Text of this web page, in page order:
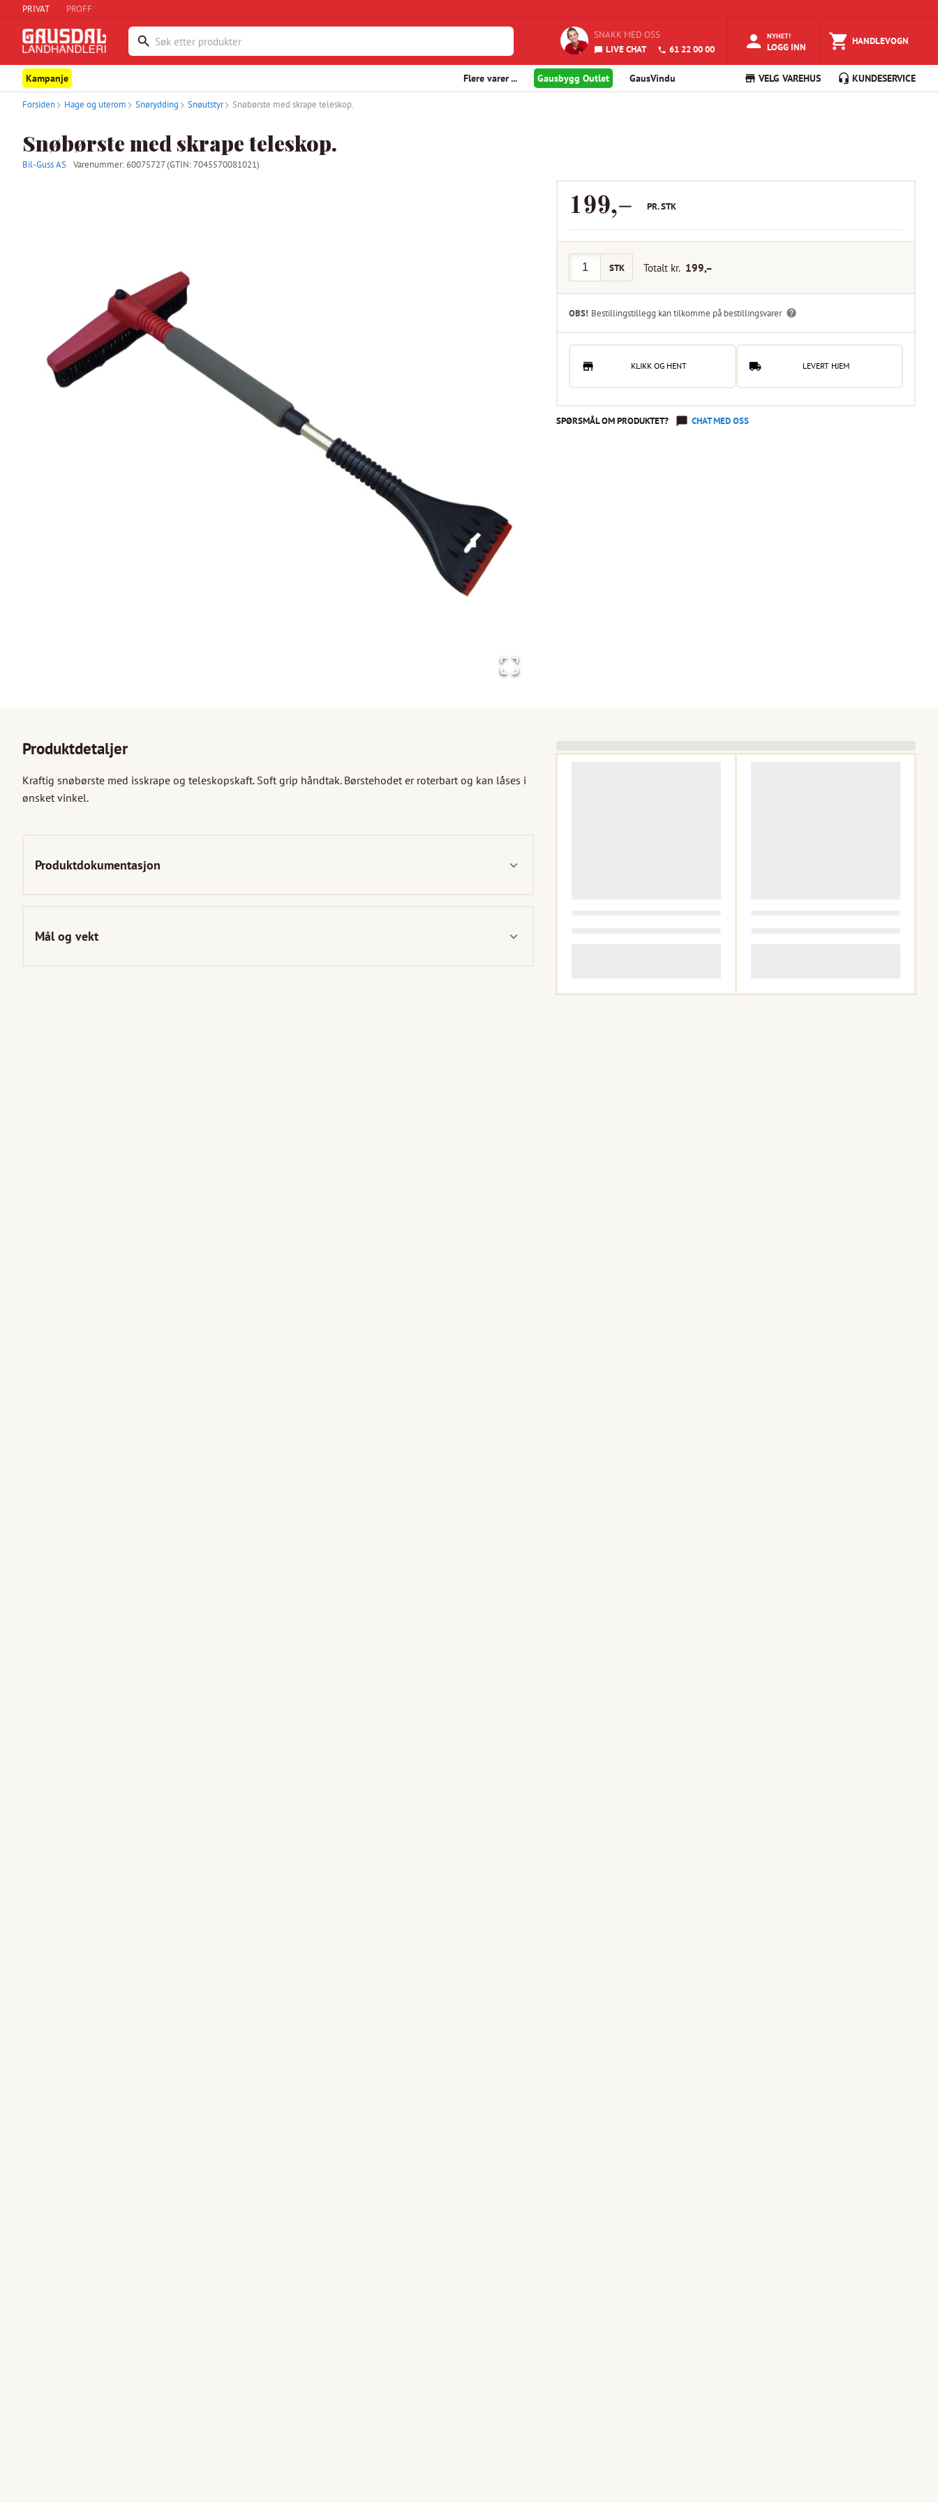
PRIVAT PROFF
SNAKK MED OSS
LIVE CHAT
61 22 00 00
NYHET!
LOGG INN HANDLEVOGN
Kampanje Flere varer ... Gausbygg Outlet GausVindu VELG VAREHUS KUNDESERVICE
Forsiden Hage og uterom Snørydding Snøutstyr Snøbørste med skrape teleskop.
Snøbørste med skrape teleskop.
Bil-Guss AS Varenummer:60075727(GTIN: 7045570081021)
199,– PR.STK
STK Totalt kr. 199,–
OBS! Bestillingstillegg kan tilkomme på bestillingsvarer
KLIKK OG HENT LEVERT HJEM
SPØRSMÅL OM PRODUKTET? CHAT MED OSS
Produktdetaljer
Kraftig snøbørste med isskrape og teleskopskaft. Soft grip håndtak. Børstehodet er roterbart og kan låses i
ønsket vinkel.
Produktdokumentasjon
Mål og vekt